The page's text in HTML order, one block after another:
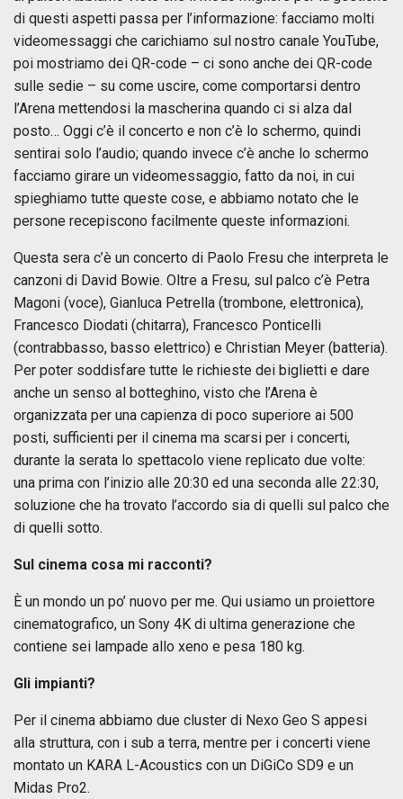
di questi aspetti passa per l’informazione: facciamo molti
videomessaggi che carichiamo sul nostro canale YouTube,
poi mostriamo dei QR-code – ci sono anche dei QR-code
sulle sedie – su come uscire, come comportarsi dentro
l’Arena mettendosi la mascherina quando ci si alza dal
posto… Oggi c’è il concerto e non c’è lo schermo, quindi
sentirai solo l’audio; quando invece c’è anche lo schermo
facciamo girare un videomessaggio, fatto da noi, in cui
spieghiamo tutte queste cose, e abbiamo notato che le
persone recepiscono facilmente queste informazioni.
Questa sera c’è un concerto di Paolo Fresu che interpreta le
canzoni di David Bowie. Oltre a Fresu, sul palco c’è Petra
Magoni (voce), Gianluca Petrella (trombone, elettronica),
Francesco Diodati (chitarra), Francesco Ponticelli
(contrabbasso, basso elettrico) e Christian Meyer (batteria).
Per poter soddisfare tutte le richieste dei biglietti e dare
anche un senso al botteghino, visto che l’Arena è
organizzata per una capienza di poco superiore ai 500
posti, sufficienti per il cinema ma scarsi per i concerti,
durante la serata lo spettacolo viene replicato due volte:
una prima con l’inizio alle 20:30 ed una seconda alle 22:30,
soluzione che ha trovato l’accordo sia di quelli sul palco che
di quelli sotto.
Sul cinema cosa mi racconti?
È un mondo un po’ nuovo per me. Qui usiamo un proiettore
cinematografico, un Sony 4K di ultima generazione che
contiene sei lampade allo xeno e pesa 180 kg.
Gli impianti?
Per il cinema abbiamo due cluster di Nexo Geo S appesi
alla struttura, con i sub a terra, mentre per i concerti viene
montato un KARA L-Acoustics con un DiGiCo SD9 e un
Midas Pro2.